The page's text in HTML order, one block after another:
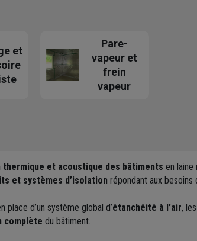
et
Pare-
vapeur et
frein
vapeur
et acoustique des bâtiments en laine
et systèmes d’isolation répondant aux
place d’un système global d’étanchéité à l’air,
complète du bâtiment.